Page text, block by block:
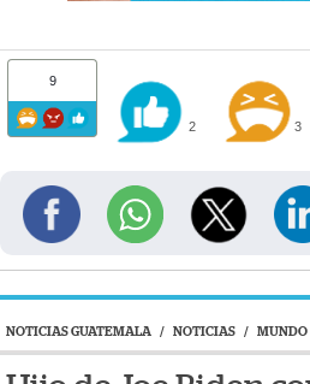
9
2 3
NOTICIAS GUATEMALA / NOTICIAS / MUNDO